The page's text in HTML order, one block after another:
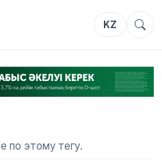
KZ
по этому тегу.